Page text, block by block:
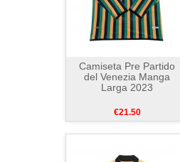
Camiseta Pre Partido
del Venezia Manga
Larga 2023
€21.50